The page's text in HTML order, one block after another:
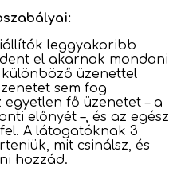
leggyakoribb
el akarnak mondani
üzenettel
sem fog
fő üzenetet – a
előnyét –, és az egész
A látogatóknak 3
mit csinálsz, és
hozzád.